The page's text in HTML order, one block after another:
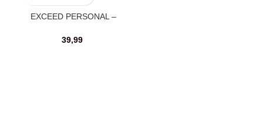
EXCEED PERSONAL –
39,99